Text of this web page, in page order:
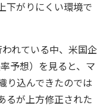
下がりにくい環境で
れている中、米国企
予想）を見ると、マ
り込んできたのでは
るが上方修正された